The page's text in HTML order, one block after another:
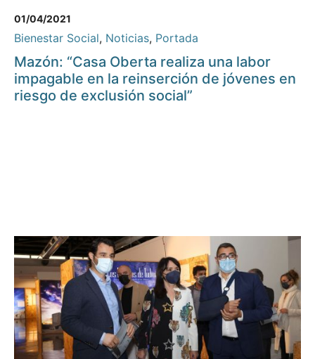
01/04/2021
Bienestar Social, Noticias, Portada
Mazón: “Casa Oberta realiza una labor
impagable en la reinserción de jóvenes en
riesgo de exclusión social”